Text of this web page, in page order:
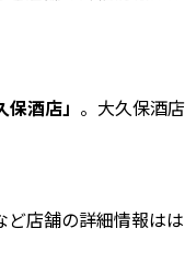
保酒店」 。大久保酒店
ど店舗の詳細情報はは